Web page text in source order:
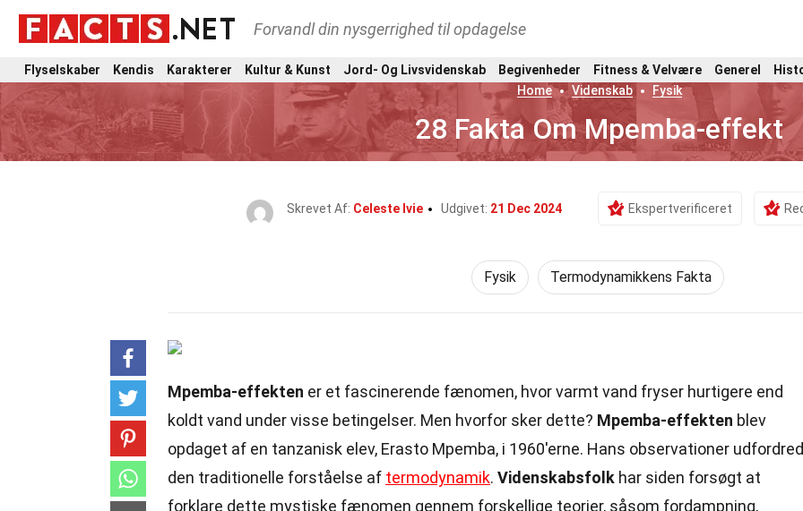
Forvandl din nysgerrighed til opdagelse
Flyselskaber Kendis Karakterer Kultur & Kunst Jord- Og Livsvidenskab Begivenheder Fitness & Velvære Generel
Home
Videnskab Fysik
28 Fakta Om Mpemba-effekt
Skrevet Af: Celeste Ivie Udgivet: 21 Dec 2024 Ekspertverificeret
Fysik Termodynamikkens Fakta
Mpemba-effekten er et fascinerende fænomen, hvor varmt vand fryser hurtigere end
koldt vand under visse betingelser. Men hvorfor sker dette? Mpemba-effekten blev
opdaget af en tanzanisk elev, Erasto Mpemba, i 1960'erne. Hans observationer
den traditionelle forståelse af termodynamik. Videnskabsfolk har siden forsøgt at
forklare dette mystiske fænomen gennem forskellige teorier, såsom fordampning,